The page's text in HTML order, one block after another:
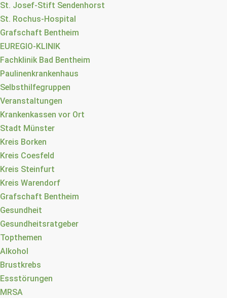
St. Josef-Stift Sendenhorst
St. Rochus-Hospital
Grafschaft Bentheim
EUREGIO-KLINIK
Fachklinik Bad Bentheim
Paulinenkrankenhaus
Selbsthilfegruppen
Veranstaltungen
Krankenkassen vor Ort
Stadt Münster
Kreis Borken
Kreis Coesfeld
Kreis Steinfurt
Kreis Warendorf
Grafschaft Bentheim
Gesundheit
Gesundheitsratgeber
Topthemen
Alkohol
Brustkrebs
Essstörungen
MRSA